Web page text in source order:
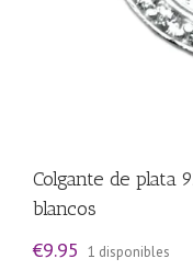
Colgante de plata
blancos
€9.95 1 disponibles